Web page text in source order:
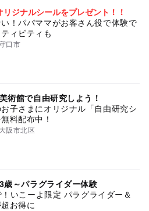
ざいますので、誠に恐れ入ります
店をお願いしております。皆様の
終了しました。
ジナルシールをプレゼント！！
！パパママがお客さん役で体験で
ィビティも
口市
術館で自由研究しよう！
子さまにオリジナル「自由研究シ
料配布中！
阪市北区
歳～パラグライダー体験
いこーよ限定 パラグライダー＆
お得に